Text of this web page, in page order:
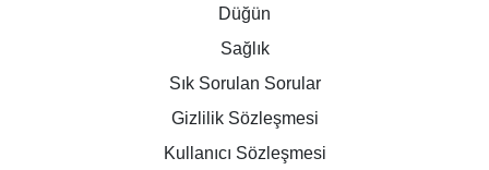
Düğün
Sağlık
Sık Sorulan Sorular
Gizlilik Sözleşmesi
Kullanıcı Sözleşmesi